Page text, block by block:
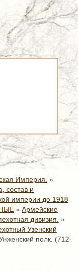
Империя. »
состав и
империи до 1918
» Армейские
дивизия. »
Узенский
полк. (712-